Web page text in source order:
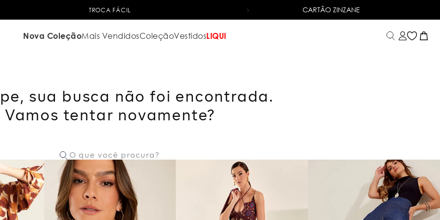
TROCA FÁCIL 6X SEM JUROSNO CARTÃO DE CRÉDITO
CARTÃO ZINZANE
Nova ColeçãoMais VendidosColeçãoVestidosLIQUI
sua busca não foi encontrada.
Vamos tentar novamente?